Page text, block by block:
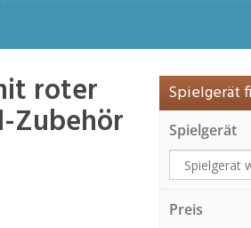
roter
Zubehör
Spielgerät
Spielgerät
Preis